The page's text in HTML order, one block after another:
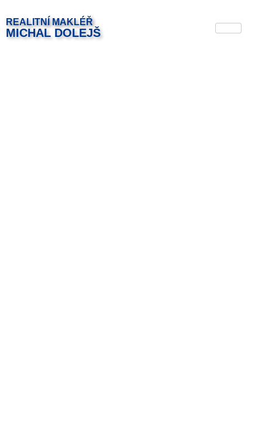
REALITNÍ MAKLÉŘ
MICHAL DOLEJŠ​